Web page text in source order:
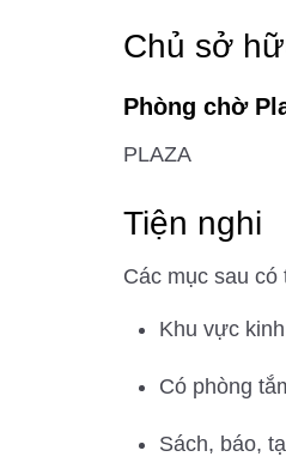
Chủ sở
Phòng chờ
PLAZA
Tiện nghi
Các mục sau
Khu vực
Có phòng
Sách, báo,